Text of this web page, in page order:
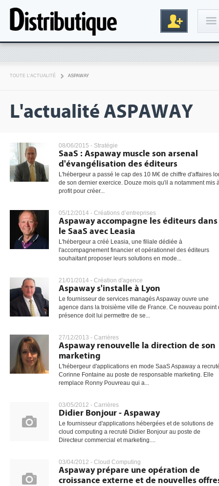
Inscription
gratuite
TOUTE L'ACTUALITÉ ASPAWAY
L'actualité ASPAWAY
08/06/2015 - Stratégie
SaaS : Aspaway muscle son arsenal
d'évangélisation des éditeurs
L'hébergeur a passé le cap des 10 M€ de chiffre d'affaires
de son dernier exercice. Douze mois qu'il a notamment mis
profit pour créer...
05/12/2014 - Créations d’entreprises
Aspaway accompagne les éditeurs dans
le SaaS avec Leasia
L'hébergeur a créé Leasia, une filiale dédiée à
l'accompagnement financier et opérationnel des éditeurs
souhaitant proposer leurs solutions en mode...
21/01/2014 - Création d'agence
Aspaway s'installe à Lyon
Le fournisseur de services managés Aspaway ouvre une
agence dans la troisième ville de France. Ce nouveau point
présence doit lui permettre de se...
27/12/2013 - Carrières
Aspaway renouvelle la direction de son
marketing
L'hébergeur d'applications en mode SaaS Aspaway a
Corinne Fontaine au poste de responsable marketing. Elle
remplace Ronny Pouvreau qui a...
03/05/2012 - Carrières
Didier Bonjour - Aspaway
Le fournisseur d'applications hébergées et de solutions de
cloud computing a recruté Didier Bonjour au poste de
Directeur commercial et marketing....
03/04/2012 - Cloud Computing
Aspaway prépare une opération de
croissance externe et de nouvelles